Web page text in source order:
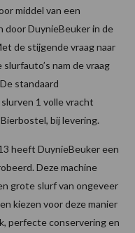
middel van een
door DuynieBeuker in de
de stijgende vraag naar
nam de vraag
standaard
1 volle vracht
bij levering.
heeft DuynieBeuker een
Deze machine
grote slurf van ongeveer
kiezen voor deze manier
perfecte conservering en